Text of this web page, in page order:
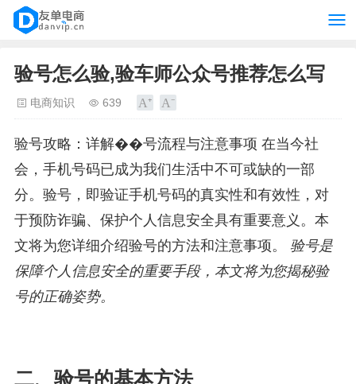
验号怎么验,验车师公众号推荐怎么写
电商知识 639
验号攻略：详解��号流程与注意事项 在当今社
会，手机号码已成为我们生活中不可或缺的一部
分。验号，即验证手机号码的真实性和有效性，对
于预防诈骗、保护个人信息安全具有重要意义。本
文将为您详细介绍验号的方法和注意事项。 验号是
保障个人信息安全的重要手段，本文将为您揭秘验
号的正确姿势。
二、验号的基本方法